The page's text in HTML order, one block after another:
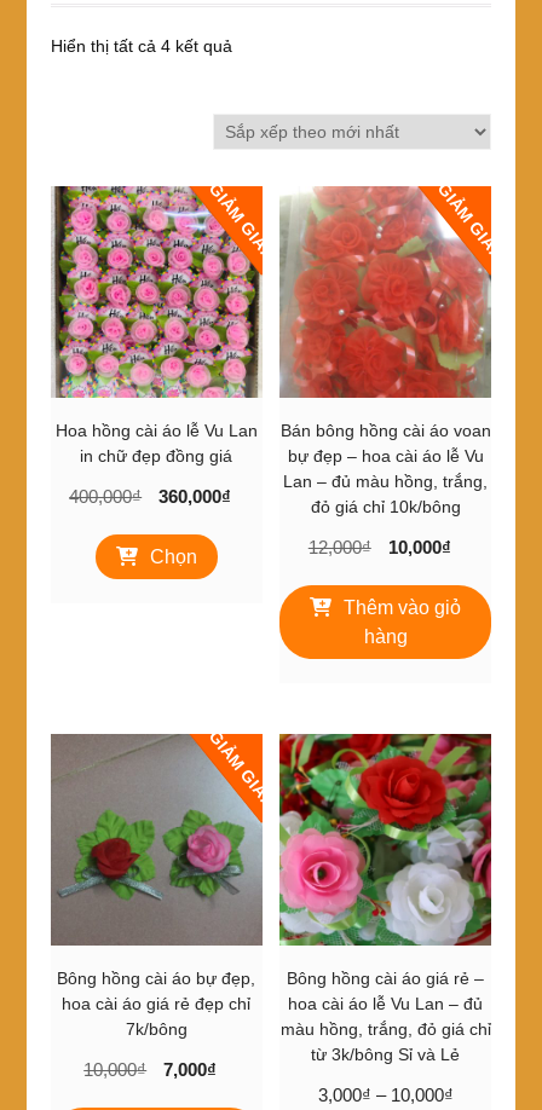
Hiển thị tất cả 4 kết quảĐã
theo
mới
GIẢM GIÁ!
Hoa hồng cài áo lễ Vu Lan
in chữ đẹp đồng giá
400,000₫
Giá
là:
400,000₫.
360,000₫
360,000₫.
Chọn
phẩm
tùy
chọn
có
được
chọn
trên
GIẢM GIÁ!
Bán bông hồng cài áo voan
bự đẹp – hoa cài áo lễ Vu
Lan – đủ màu hồng, trắng,
đỏ giá chỉ 10k/bông
12,000₫
Giá
là:
12,000₫.
10,000₫
tại
10,000₫.
Thêm vào giỏ
hàng
GIẢM GIÁ!
Bông hồng cài áo bự đẹp,
hoa cài áo giá rẻ đẹp chỉ
7k/bông
10,000₫
Giá
7,000₫
Bông hồng cài áo giá rẻ –
hoa cài áo lễ Vu Lan – đủ
màu hồng, trắng, đỏ giá chỉ
từ 3k/bông Sỉ và Lẻ
3,000₫ – 10,000₫Khoảng